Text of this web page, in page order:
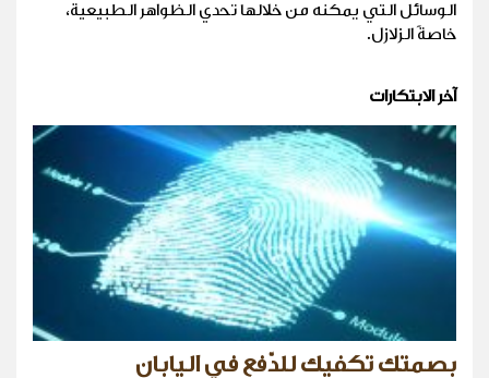
الوسائل التي يمكنه من خلالها تحدي الظواهر الطبيعية،
خاصةً الزلازل.
آخر الابتكارات
بصمتك تكفيك للدّفع في اليابان